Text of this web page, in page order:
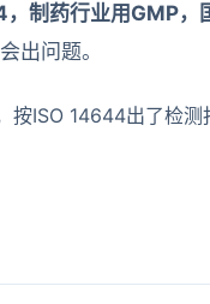
制药行业用GMP，
出问题。
按ISO 14644出了检